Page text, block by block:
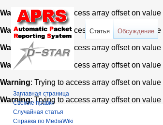
Warning : Trying to access array offset on
Warning: Trying to access array offset on
Warning: Trying to access array offset on
Warning : Trying to access array offset on
Warning: Trying to access array offset on
Warning: Trying to access array offset on
Статья Обсуждение
Заглавная страница
Свежие правки
Случайная статья
Справка по MediaWiki